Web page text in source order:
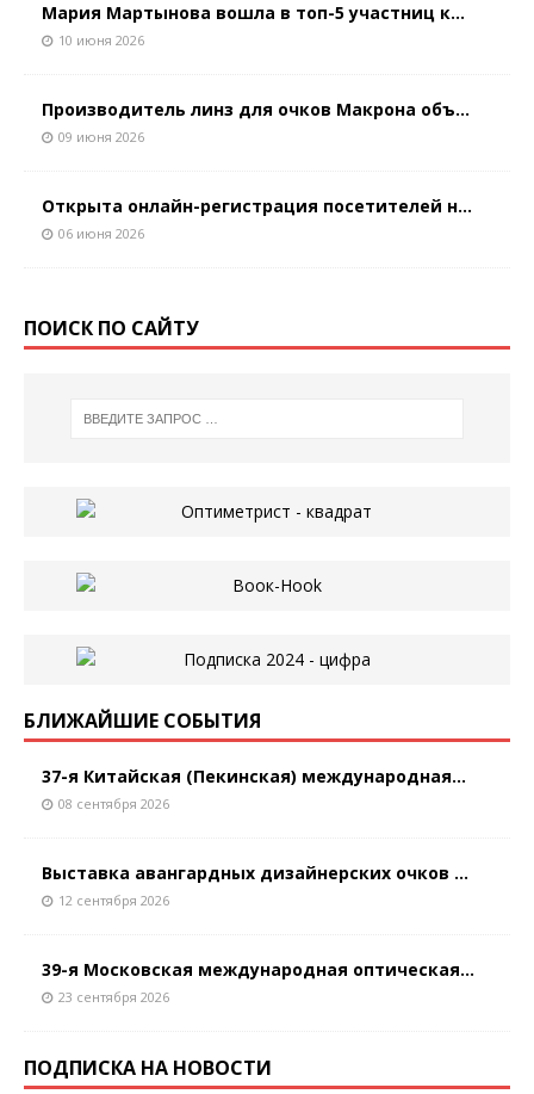
Мария Мартынова вошла в топ-5 участниц к...
10 июня 2026
Производитель линз для очков Макрона объ...
09 июня 2026
Открыта онлайн-регистрация посетителей н...
06 июня 2026
ПОИСК ПО САЙТУ
БЛИЖАЙШИЕ СОБЫТИЯ
37-я Китайская (Пекинская) международная...
08 сентября 2026
Выставка авангардных дизайнерских очков ...
12 сентября 2026
39-я Московская международная оптическая...
23 сентября 2026
ПОДПИСКА НА НОВОСТИ